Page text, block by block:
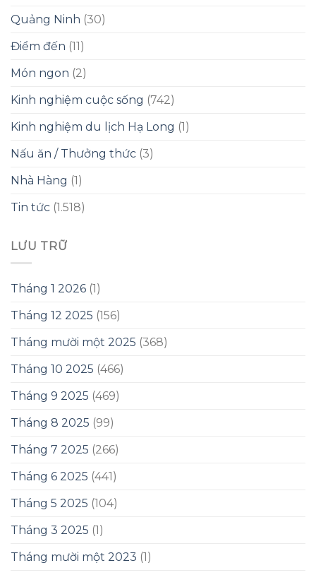
Quảng Ninh (30)
Điểm đến (11)
Món ngon (2)
Kinh nghiệm cuộc sống (742)
Kinh nghiệm du lịch Hạ Long (1)
Nấu ăn / Thưởng thức (3)
Nhà Hàng (1)
Tin tức (1.518)
LƯU TRỮ
Tháng 1 2026 (1)
Tháng 12 2025 (156)
Tháng mười một 2025 (368)
Tháng 10 2025 (466)
Tháng 9 2025 (469)
Tháng 8 2025 (99)
Tháng 7 2025 (266)
Tháng 6 2025 (441)
Tháng 5 2025 (104)
Tháng 3 2025 (1)
Tháng mười một 2023 (1)